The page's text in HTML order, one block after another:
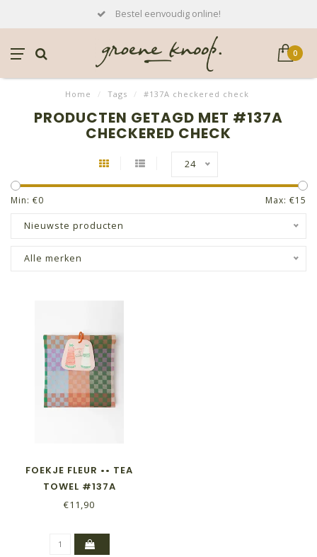
Bestel eenvoudig online!
0
Home / Tags / #137A checkered check
PRODUCTEN GETAGD MET #137A
CHECKERED CHECK
24
Min: €0 Max: €15
Nieuwste producten
Alle merken
FOEKJE FLEUR •• TEA
TOWEL #137A
CHECKERED CHECK
€11,90